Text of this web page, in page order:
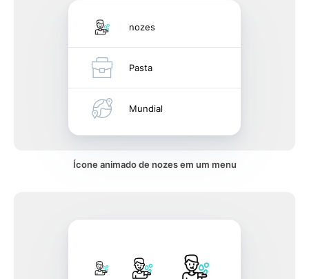
nozes
Pasta
Mundial
Ícone animado de nozes em um menu